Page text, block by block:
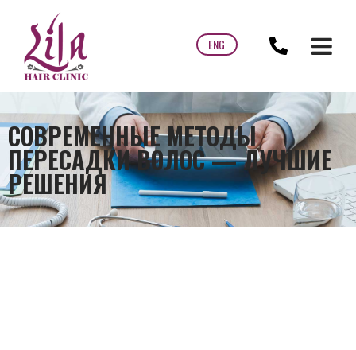
ENG
СОВРЕМЕННЫЕ МЕТОДЫ
ПЕРЕСАДКИ ВОЛОС — ЛУЧШИЕ
РЕШЕНИЯ